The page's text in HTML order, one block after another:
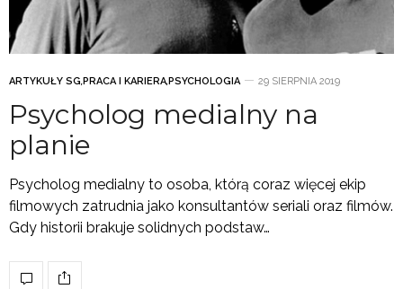
ARTYKUŁY SG,PRACA I KARIERA,PSYCHOLOGIA 29 SIERPNIA 2019
Psycholog medialny na
planie
Psycholog medialny to osoba, którą coraz więcej ekip
filmowych zatrudnia jako konsultantów seriali oraz filmów.
Gdy historii brakuje solidnych podstaw…